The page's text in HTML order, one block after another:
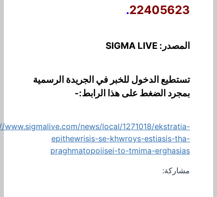
22405623
.
المصدر: SIGMA LIVE
تستطيع الدخول للخبر في الجريدة الرسمية
بمجرد الضغط على هذا الرابط:-
www.sigmalive.com/news/local/1271018/ekstratia-
epithewrisis-se-khwroys-estiasis-tha-
praghmatopoiisei-to-tmima-erghasias
مشاركة: